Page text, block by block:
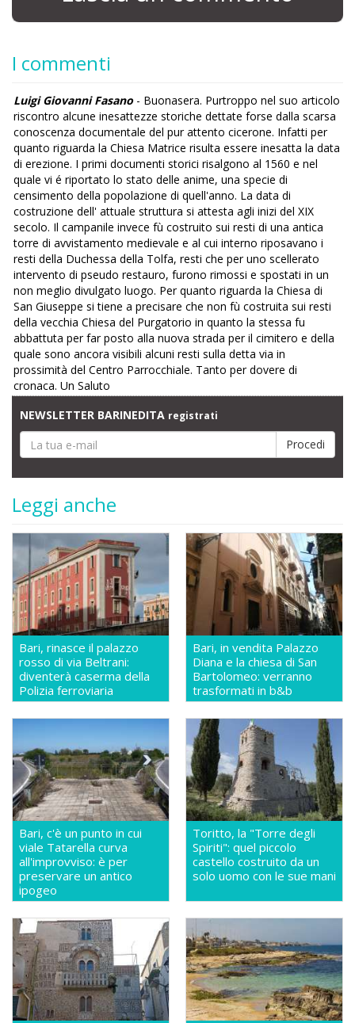
I commenti
Luigi Giovanni Fasano- Buonasera. Purtroppo nel suo articolo
riscontro alcune inesattezze storiche dettate forse dalla scarsa
conoscenza documentale del pur attento cicerone. Infatti per
quanto riguarda la Chiesa Matrice risulta essere inesatta la data
di erezione. I primi documenti storici risalgono al 1560 e nel
quale vi é riportato lo stato delle anime, una specie di
censimento della popolazione di quell'anno. La data di
costruzione dell' attuale struttura si attesta agli inizi del XIX
secolo. Il campanile invece fù costruito sui resti di una antica
torre di avvistamento medievale e al cui interno riposavano i
resti della Duchessa della Tolfa, resti che per uno scellerato
intervento di pseudo restauro, furono rimossi e spostati in un
non meglio divulgato luogo. Per quanto riguarda la Chiesa di
San Giuseppe si tiene a precisare che non fù costruita sui resti
della vecchia Chiesa del Purgatorio in quanto la stessa fu
abbattuta per far posto alla nuova strada per il cimitero e della
quale sono ancora visibili alcuni resti sulla detta via in
prossimità del Centro Parrocchiale. Tanto per dovere di
cronaca. Un Saluto
NEWSLETTER BARINEDITA registrati
Leggi anche
Bari, rinasce il palazzo
rosso di via Beltrani:
diventerà caserma della
Polizia ferroviaria
Bari, in vendita Palazzo
Diana e la chiesa di San
Bartolomeo: verranno
trasformati in b&b
Bari, c'è un punto in cui
viale Tatarella curva
all'improvviso: è per
preservare un antico
ipogeo
Toritto, la "Torre degli
Spiriti": quel piccolo
castello costruito da un
solo uomo con le sue mani